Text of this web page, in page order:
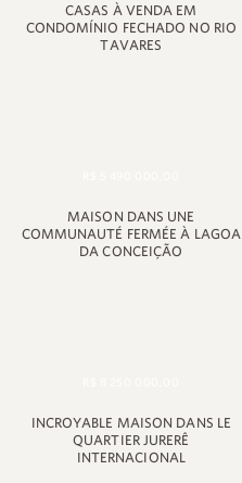
CASAS À VENDA EM
CONDOMÍNIO FECHADO NO RIO
TAVARES
MAISON DANS UNE
COMMUNAUTÉ FERMÉE À LAGOA
DA CONCEIÇÃO
INCROYABLE MAISON DANS LE
QUARTIER JURERÊ
INTERNACIONAL